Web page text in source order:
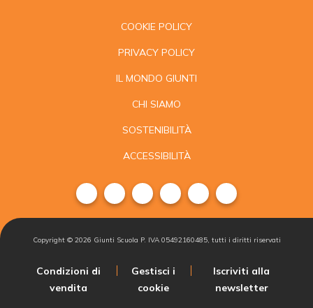
COOKIE POLICY
PRIVACY POLICY
IL MONDO GIUNTI
CHI SIAMO
SOSTENIBILITÀ
ACCESSIBILITÀ
Copyright © 2026 Giunti Scuola P. IVA 05492160485, tutti i diritti riservati
Condizioni di
vendita
Gestisci i
cookie
Iscriviti alla
newsletter